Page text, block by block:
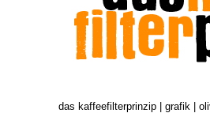
das kaffeefilterprinzip | grafik |